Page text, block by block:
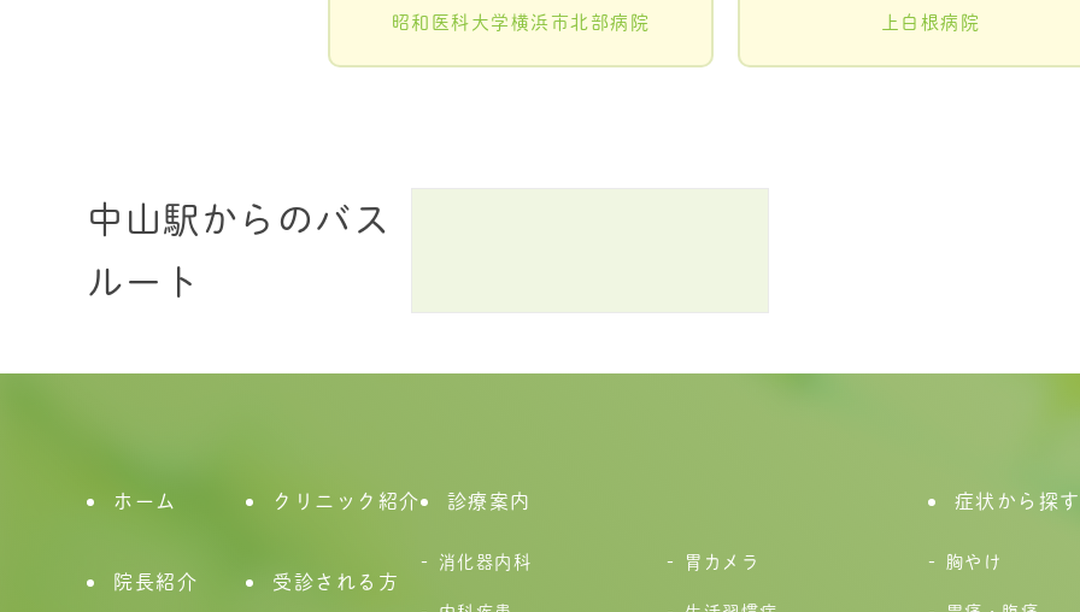
昭和医科大学横浜市北部病院 上白根病院
中山駅からのバス
ルート
ホーム クリニック紹介
院長紹介 受診される方
診療案内
消化器内科 胃カメラ
症状から探す
胸やけ